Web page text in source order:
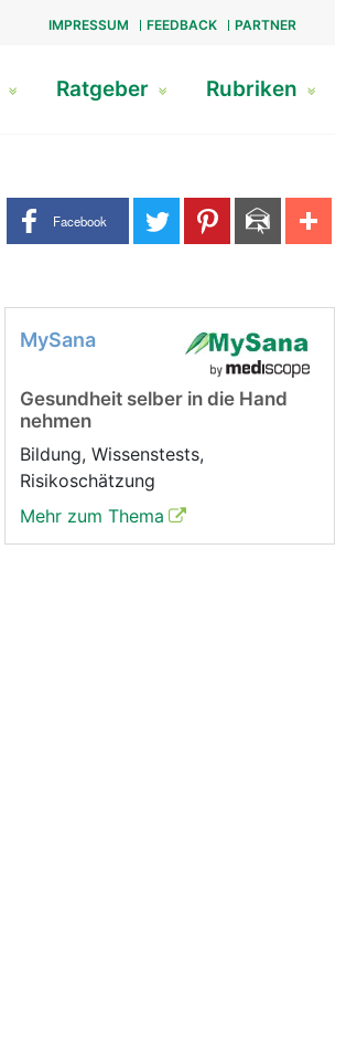
IMPRESSUM FEEDBACK PARTNER
Ratgeber Rubriken
Share buttons
Facebook
MySana
Gesundheit selber in die Hand
nehmen
Bildung, Wissenstests,
Risikoschätzung
Mehr zum Thema